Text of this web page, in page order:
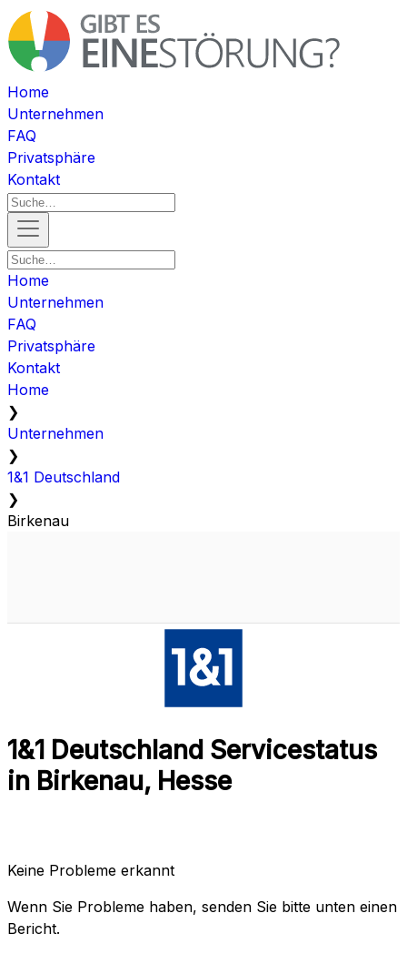
Home
Unternehmen
FAQ
Privatsphäre
Kontakt
Home
Unternehmen
FAQ
Privatsphäre
Kontakt
Home
❯
Unternehmen
❯
1&1 Deutschland
❯
Birkenau
1&1 Deutschland Servicestatus
in Birkenau, Hesse
Keine Probleme erkannt
Wenn Sie Probleme haben, senden Sie bitte unten einen
Bericht.